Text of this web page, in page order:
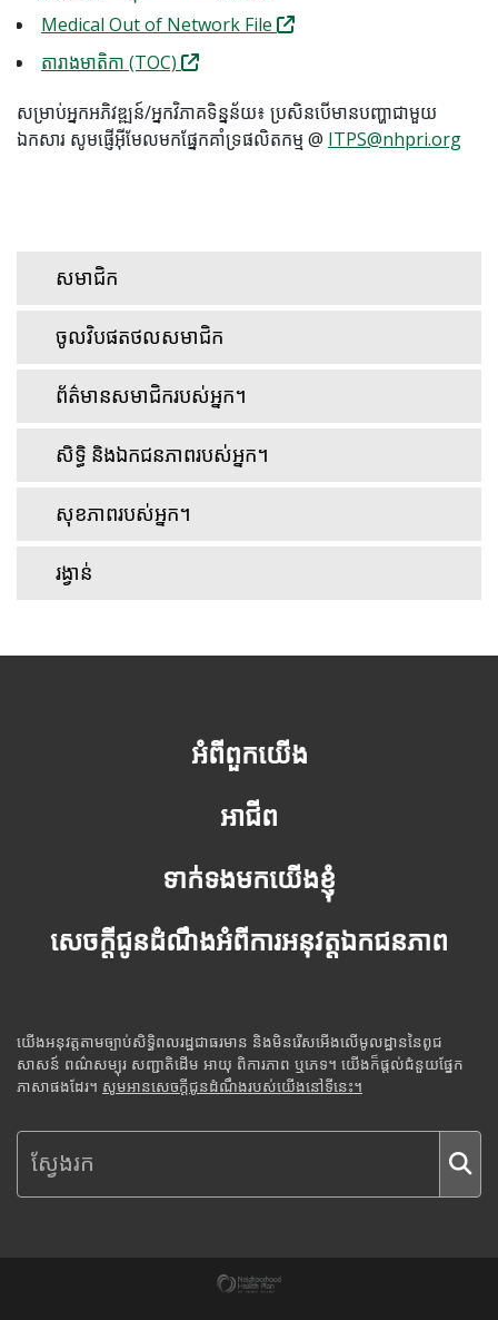
Medical Out of Network File
តារាងមាតិកា (TOC)
សម្រាប់អ្នកអភិវឌ្ឍន៍/អ្នកវិភាគទិន្នន័យ៖ ប្រសិនបើមានបញ្ហាជាមួយ
ឯកសារ សូមផ្ញើអ៊ីមែលមកផ្នែកគាំទ្រផលិតកម្ម @ ITPS@nhpri.org
សមាជិក
ចូលវិបផតថលសមាជិក
ព័ត៌មានសមាជិករបស់អ្នក។
សិទ្ធិ និងឯកជនភាពរបស់អ្នក។
សុខភាពរបស់អ្នក។
រង្វាន់
អំពីពួកយើង
អាជីព
ទាក់ទងមកយើងខ្ញុំ
សេចក្តីជូនដំណឹងអំពីការអនុវត្តឯកជនភាព
យើងអនុវត្តតាមច្បាប់សិទ្ធិពលរដ្ឋជាធរមាន និងមិនរើសអើងលើមូលដ្ឋាននៃពូជ
សាសន៍ ពណ៌សម្បុរ សញ្ជាតិដើម អាយុ ពិការភាព ឬភេទ។ យើងក៏ផ្តល់ជំនួយផ្នែក
ភាសាផងដែរ។ សូមអានសេចក្តីជូនដំណឹងរបស់យើងនៅទីនេះ។